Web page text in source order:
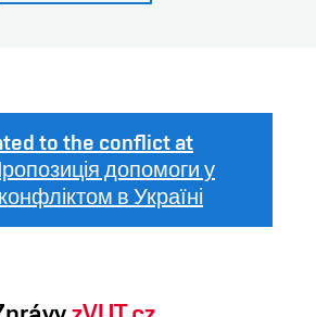
to the conflict at
допомоги у
в Україні